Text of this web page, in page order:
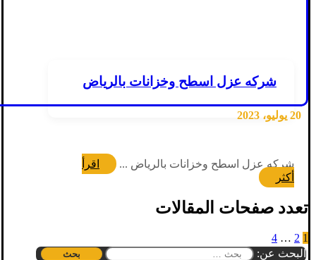
شركه عزل اسطح وخزانات بالرياض
20 يوليو، 2023
شركه عزل اسطح وخزانات بالرياض ...
اقرأ
أكثر
تعدد صفحات المقالات
1
2
…
4
البحث عن: